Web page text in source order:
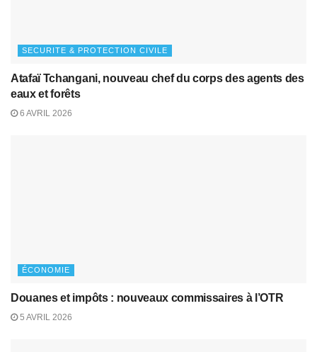
SECURITE & PROTECTION CIVILE
Atafaï Tchangani, nouveau chef du corps des agents des
eaux et forêts
6 AVRIL 2026
ÉCONOMIE
Douanes et impôts : nouveaux commissaires à l’OTR
5 AVRIL 2026